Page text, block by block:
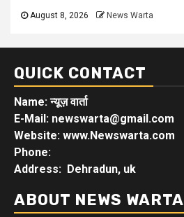
August 8, 2026 News Warta
QUICK CONTACT
Name: न्यूज़ वार्ता
E-Mail: newswarta@gmail.com
Website: www.Newswarta.com
Phone:
Address: Dehradun, uk
ABOUT NEWS WARTA